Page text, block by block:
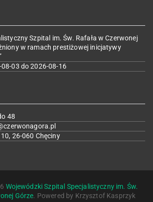
Szpital im. Św. Rafała w Czerwonej
w ramach prestiżowej inicjatywy
03 do 2026-08-16
48
26-060 Chęciny
Wojewódzki Szpital Specjalistyczny im. Św.
Górze. Powered by Krzysztof Kasprzyk